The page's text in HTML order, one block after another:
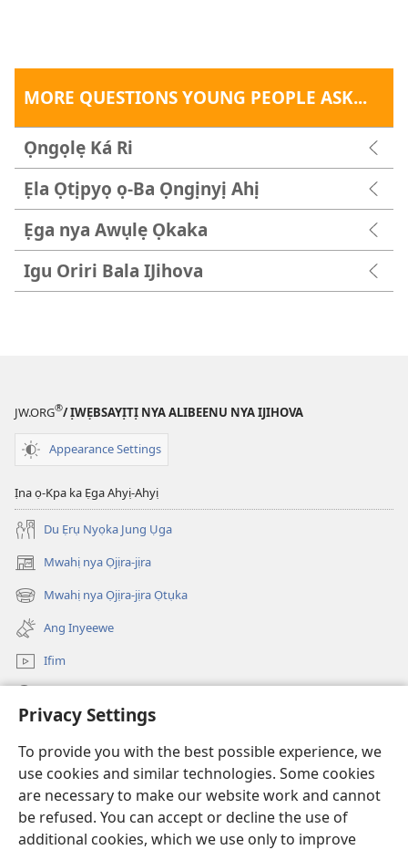
Privacy Settings
To provide you with the best possible experience, we
use cookies and similar technologies. Some cookies
are necessary to make our website work and cannot
be refused. You can accept or decline the use of
additional cookies, which we use only to improve
MORE QUESTIONS YOUNG PEOPLE ASK...
Ọngọlẹ Ká Ri
Ẹla Ọtịpyọ ọ-Ba Ọngịnyị Ahị
Ẹga nya Awụlẹ Ọkaka
Igu Oriri Bala IJihova
JW.ORG®/ ỊWẸBSAYỊTỊ NYA ALIBEENU NYA IJIHOVA
Appearance Settings
Ịna ọ-Kpa ka Ẹga Ahyị-Ahyị
Du Ẹrụ Nyọka Jung Ụga
Mwahị nya Ọjịra-jịra
(opens
new
window)
Mwahị nya Ọjịra-jịra Ọtụka
(opens
new
window)
Ang Inyeewe
Ifim
(opens
window)ẸGA KÁ APWỤ NYAHỊ ỊHYẸ KAA JI I-NTANẸTỊ nya ị-Watchtower
(opens
new
window)JW Hub ®
(opens